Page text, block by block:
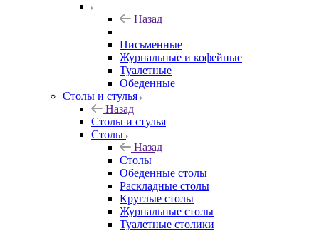
Назад
Письменные
Журнальные и кофейные
Туалетные
Обеденные
Столы и стулья
Назад
Столы и стулья
Столы
Назад
Столы
Обеденные столы
Раскладные столы
Круглые столы
Журнальные столы
Туалетные столики